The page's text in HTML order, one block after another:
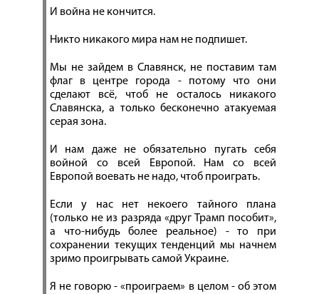
И война не кончится.
Никто никакого мира нам не подпишет.
Мы не зайдем в Славянск, не поставим там
флаг в центре города - потому что они
сделают всё, чтоб не осталось никакого
Славянска, а только бесконечно атакуемая
серая зона.
И нам даже не обязательно пугать себя
войной со всей Европой. Нам со всей
Европой воевать не надо, чтоб проиграть.
Если у нас нет некоего тайного плана
(только не из разряда «друг Трамп пособит»,
а что-нибудь более реальное) - то при
сохранении текущих тенденций мы начнем
зримо проигрывать самой Украине.
Я не говорю - «проиграем» в целом - об этом